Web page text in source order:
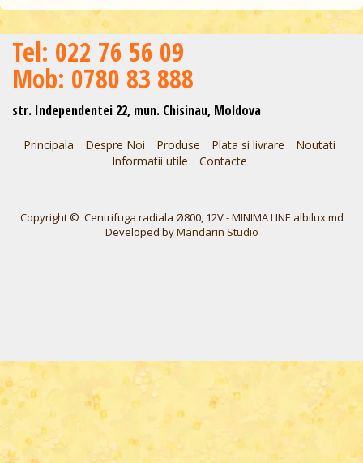
Теl: 022 76 56 09
Mob: 0780 83 888
str. Independentei 22, mun. Chisinau, Moldova
Principala Despre Noi Produse Plata si livrare
Noutati
Informatii utile
Contacte
Copyright © Centrifuga radiala Ø800, 12V - MINIMA LINE albilux.md
Developed byMandarin Studio